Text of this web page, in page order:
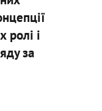
ролі і
за